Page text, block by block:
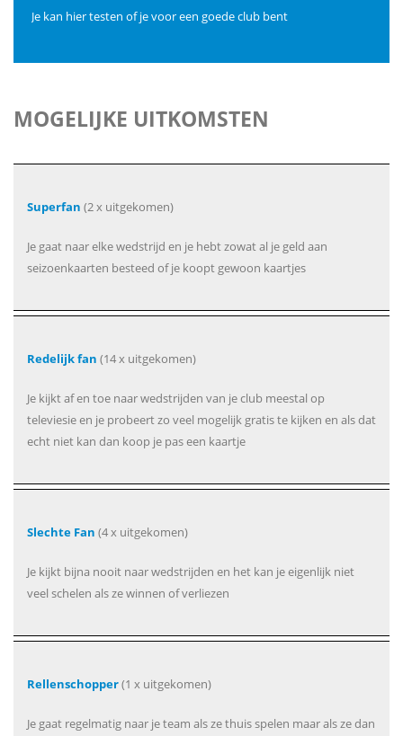
Je kan hier testen of je voor een goede club bent
MOGELIJKE UITKOMSTEN
Superfan (2 x uitgekomen)
Je gaat naar elke wedstrijd en je hebt zowat al je geld aan
seizoenkaarten besteed of je koopt gewoon kaartjes
Redelijk fan (14 x uitgekomen)
Je kijkt af en toe naar wedstrijden van je club meestal op
televiesie en je probeert zo veel mogelijk gratis te kijken en als dat
echt niet kan dan koop je pas een kaartje
Slechte Fan (4 x uitgekomen)
Je kijkt bijna nooit naar wedstrijden en het kan je eigenlijk niet
veel schelen als ze winnen of verliezen
Rellenschopper(1 x uitgekomen)
Je gaat regelmatig naar je team als ze thuis spelen maar als ze dan